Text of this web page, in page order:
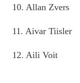
10. Allan Zvers
11. Aivar Tiisler
12. Aili Voit